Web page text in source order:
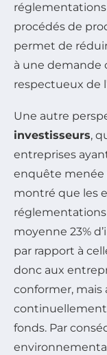
procédés de
permet de
à une demande
respectueux de
Une autre
investisseurs,
entreprises
enquête menée
montré que les
moyenne 23%
par rapport à
donc aux
conformer, mais
continuellement
fonds. Par